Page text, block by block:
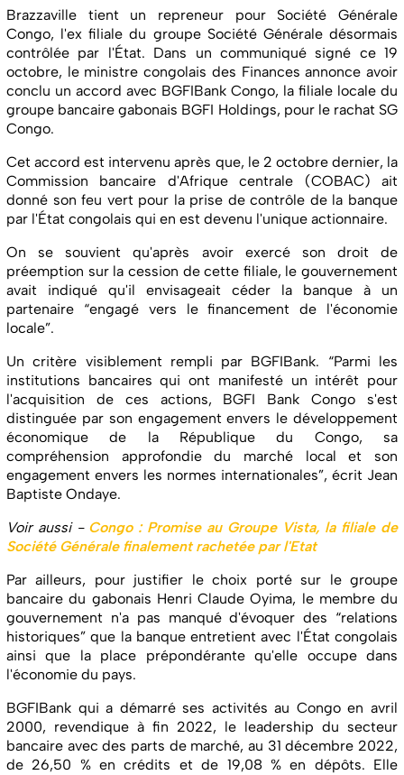
Brazzaville tient un repreneur pour Société Générale
Congo, l'ex filiale du groupe Société Générale désormais
contrôlée par l'État. Dans un communiqué signé ce 19
octobre, le ministre congolais des Finances annonce avoir
conclu un accord avec BGFIBank Congo, la filiale locale du
groupe bancaire gabonais BGFI Holdings, pour le rachat SG
Congo.
Cet accord est intervenu après que, le 2 octobre dernier, la
Commission bancaire d'Afrique centrale (COBAC) ait
donné son feu vert pour la prise de contrôle de la banque
par l'État congolais qui en est devenu l'unique actionnaire.
On se souvient qu'après avoir exercé son droit de
préemption sur la cession de cette filiale, le gouvernement
avait indiqué qu'il envisageait céder la banque à un
partenaire “engagé vers le financement de l'économie
locale”.
Un critère visiblement rempli par BGFIBank. “Parmi les
institutions bancaires qui ont manifesté un intérêt pour
l'acquisition de ces actions, BGFI Bank Congo s'est
distinguée par son engagement envers le développement
économique de la République du Congo, sa
compréhension approfondie du marché local et son
engagement envers les normes internationales”, écrit Jean
Baptiste Ondaye.
Voir aussi - Congo : Promise au Groupe Vista, la filiale de
Société Générale finalement rachetée par l'Etat
Par ailleurs, pour justifier le choix porté sur le groupe
bancaire du gabonais Henri Claude Oyima, le membre du
gouvernement n'a pas manqué d'évoquer des “relations
historiques” que la banque entretient avec l'État congolais
ainsi que la place prépondérante qu'elle occupe dans
l'économie du pays.
BGFIBank qui a démarré ses activités au Congo en avril
2000, revendique à fin 2022, le leadership du secteur
bancaire avec des parts de marché, au 31 décembre 2022,
de 26,50 % en crédits et de 19,08 % en dépôts. Elle